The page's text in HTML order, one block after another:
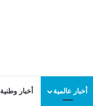
أخبار عالمية أخبار وطنية